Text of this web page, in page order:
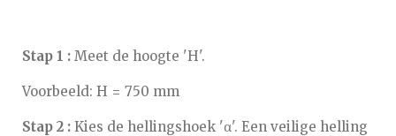
Stap 1 : Meet de hoogte 'H'.
Voorbeeld: H = 750 mm
Stap 2 : Kies de hellingshoek 'α'. Een veilige helling